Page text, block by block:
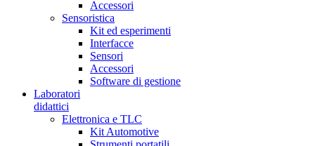
Accessori
Sensoristica
Kit ed esperimenti
Interfacce
Sensori
Accessori
Software di gestione
Laboratori
didattici
Elettronica e TLC
Kit Automotive